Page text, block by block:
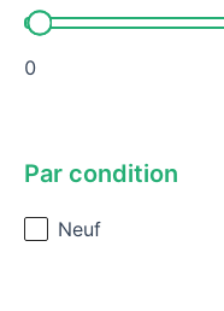
Par année
0
Par condition
Par condition
Neuf